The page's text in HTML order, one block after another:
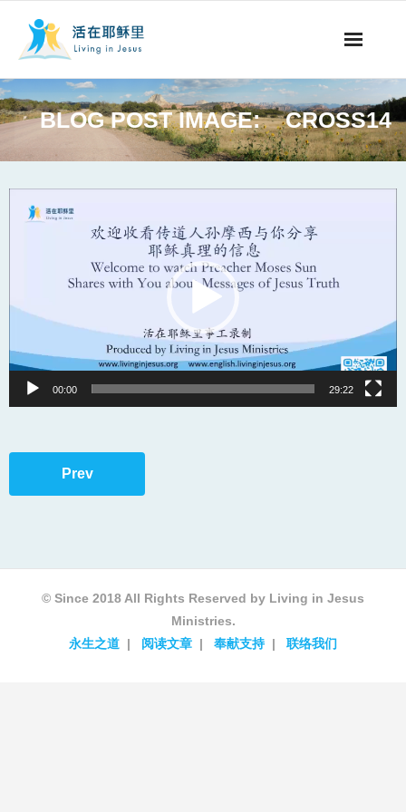
事工概要
阅读文章
永生之道
奉献支持
其他语言
BLOG POST IMAGE: CROSS14
Player
00:00 29:22
Prev
© Since 2018 All Rights Reserved by Living in Jesus
Ministries.
永生之道
阅读文章 奉献支持 联络我们